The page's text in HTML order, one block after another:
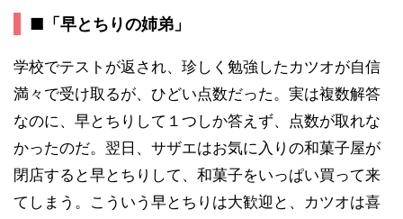
■「早とちりの姉弟」
学校でテストが返され、珍しく勉強したカツオが自信
満々で受け取るが、ひどい点数だった。実は複数解答
なのに、早とちりして１つしか答えず、点数が取れな
かったのだ。翌日、サザエはお気に入りの和菓子屋が
閉店すると早とちりして、和菓子をいっぱい買って来
てしまう。こういう早とちりは大歓迎と、カツオは喜